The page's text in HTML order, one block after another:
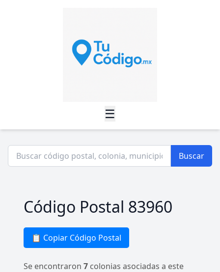
☰
Buscar
Código Postal 83960
📋 Copiar Código Postal
Se encontraron 7 colonias asociadas a este